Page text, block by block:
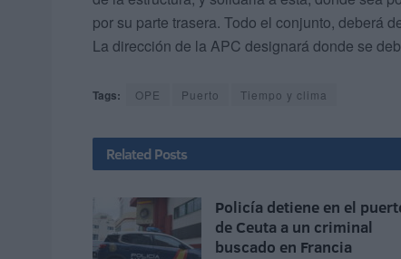
por su parte trasera. Todo el conjunto, deberá
La dirección de la APC designará donde se
Tags: OPE Puerto Tiempo y clima
Related Posts
Policía detiene en el
de Ceuta a un criminal
buscado en Francia